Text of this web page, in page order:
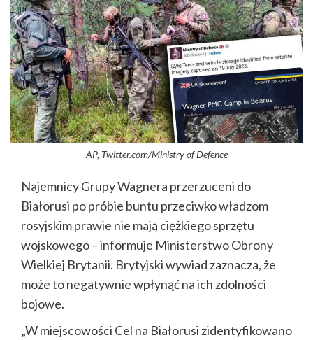
AP, Twitter.com/Ministry of Defence
Najemnicy Grupy Wagnera przerzuceni do
Białorusi po próbie buntu przeciwko władzom
rosyjskim prawie nie mają ciężkiego sprzętu
wojskowego – informuje Ministerstwo Obrony
Wielkiej Brytanii. Brytyjski wywiad zaznacza, że
może to negatywnie wpłynąć na ich zdolności
bojowe.
„W miejscowości Cel na Białorusi zidentyfikowano